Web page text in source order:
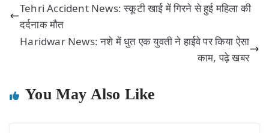
Tehri Accident News: स्कूटी खाई में गिरने से हुई महिला की
दर्दनाक मौत
Haridwar News: नशे में धुत एक युवती ने हाईवे पर किया ऐसा
काम, पढ़े खबर
You May Also Like